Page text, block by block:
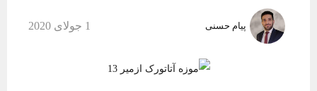
پیام حسنی 1 جولای 2020